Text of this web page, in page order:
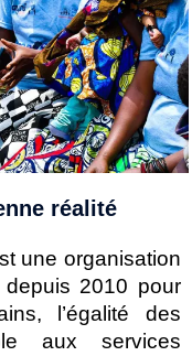
réalité
une organisation
2010 pour
l’égalité des
aux services